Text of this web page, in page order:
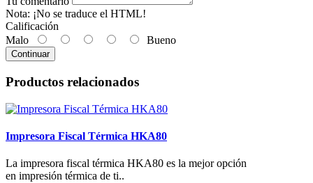
Nota: ¡No se traduce el HTML!
Calificación
Malo
Bueno
Continuar
Productos relacionados
Impresora Fiscal Térmica HKA80
La impresora fiscal térmica HKA80 es la mejor opción
en impresión térmica de ti..